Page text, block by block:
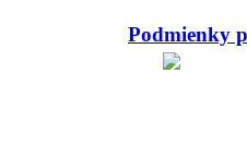
Podmienky